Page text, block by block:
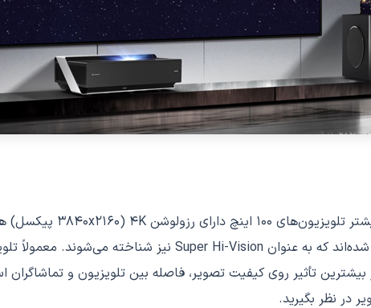
تأثیر روی کیفیت تصویر، فاصله بین تلویزیون و تماشاگران